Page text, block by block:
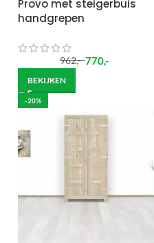
Provo met steigerbuis
handgrepen
962,- 770,-
BEKIJKEN
-20%